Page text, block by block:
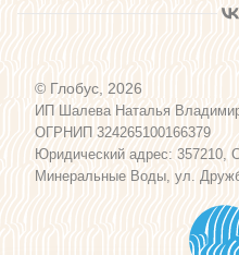
Программа лояльности
Карта сайта
© Глобус, 2026
ИП Шалева Наталья
ОГРНИП 324265100166379
Юридический адрес: 357210,
Минеральные Воды, ул.